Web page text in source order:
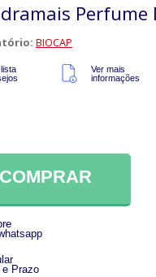
Perfume
BIOCAP
Ver mais
informações
COMPRAR
e Prazo